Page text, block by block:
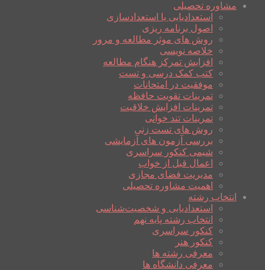
مشاوره تحصیلی
استعدادیابی یا استعدادسازی
اصول برنامه ریزی
روش های موثر مطالعه و مرور
خلاصه نویسی
افزایش تمرکز هنگام مطالعه
کتب کمک درسی و تست
موفقیت در امتحانات
تمرینات تقویت حافظه
تمرینات افزایش خلاقیت
تمرینات تند خوانی
روش های تست زنی
بررسی آزمون های آزمایشی
شیمی کنکور سراسری
اعمال قبل از خواب
مدیریت فضای مجازی
اهمیت مشاوره تحصیلی
انتخاب رشته
استعدادیابی و شخصیت‌شناسی
انتخاب رشته پایه نهم
کنکور سراسری
کنکور هنر
معرفی رشته ها
معرفی دانشگاه ها